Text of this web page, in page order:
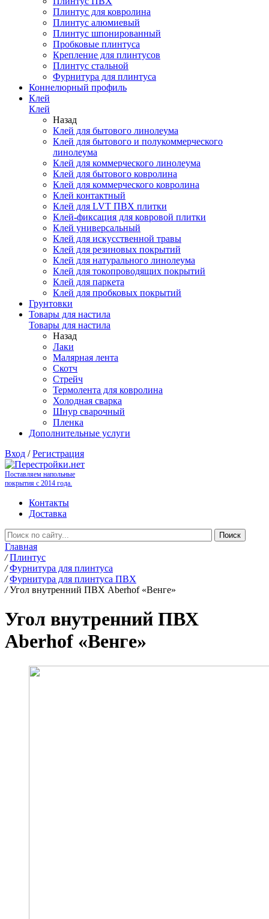
Плинтус для ковролина
Плинтус алюмиевый
Плинтус шпонированный
Пробковые плинтуса
Крепление для плинтусов
Плинтус стальной
Фурнитура для плинтуса
Коннелюрный профиль
Клей
Клей
Назад
Клей для бытового линолеума
Клей для бытового и полукоммерческого
линолеума
Клей для коммерческого линолеума
Клей для бытового ковролина
Клей для коммерческого ковролина
Клей контактный
Клей для LVT ПВХ плитки
Клей-фиксация для ковровой плитки
Клей универсальный
Клей для искусственной травы
Клей для резиновых покрытий
Клей для натурального линолеума
Клей для токопроводящих покрытий
Клей для паркета
Клей для пробковых покрытий
Грунтовки
Товары для настила
Товары для настила
Назад
Лаки
Малярная лента
Скотч
Стрейч
Термолента для ковролина
Холодная сварка
Шнур сварочный
Пленка
Дополнительные услуги
Вход /Регистрация
Поставляем напольные
покрытия с 2014 года.
Контакты
Доставка
Главная
/ Плинтус
/ Фурнитура для плинтуса
/ Фурнитура для плинтуса ПВХ
/ Угол внутренний ПВХ Aberhof «Венге»
Угол внутренний ПВХ
Aberhof «Венге»